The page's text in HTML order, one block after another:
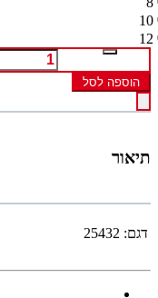
10
12
הוספה לסל
תיאור
דגם: 25432